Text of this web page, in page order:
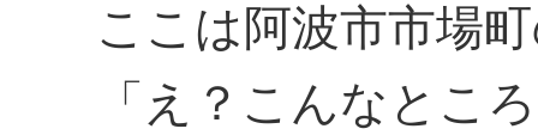
ここは阿波市市場
「え？こんなとこ